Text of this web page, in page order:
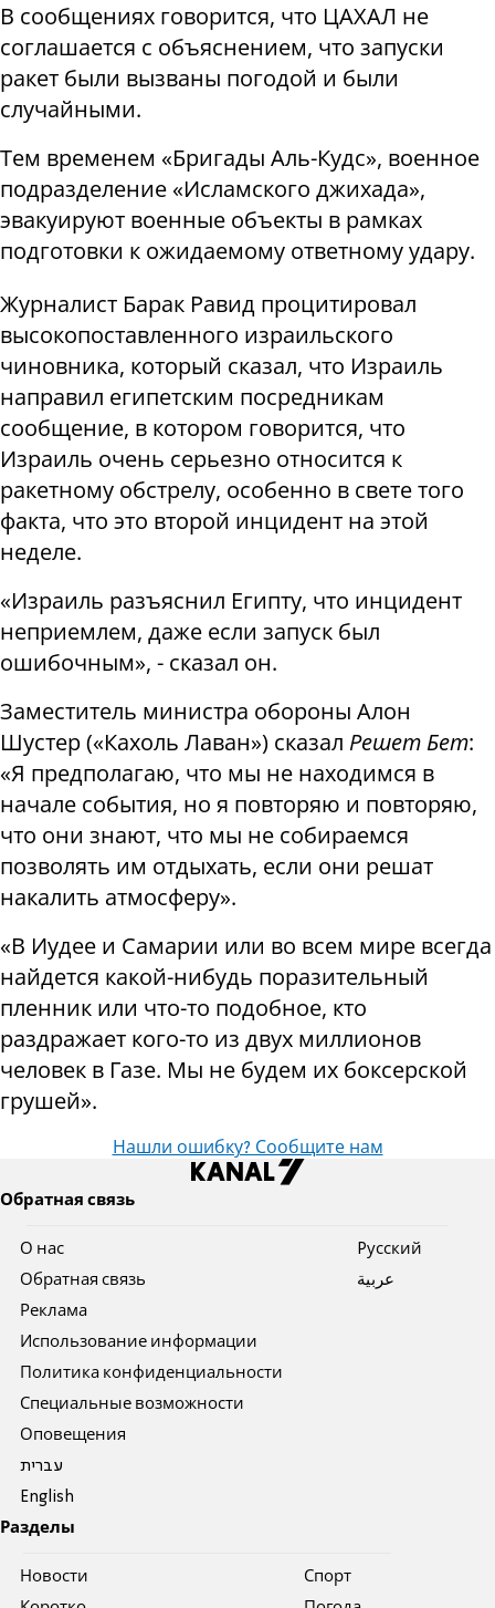
В сообщениях говорится, что ЦАХАЛ не
соглашается с объяснением, что запуски
ракет были вызваны погодой и были
случайными.
Тем временем «Бригады Аль-Кудс», военное
подразделение «Исламского джихада»,
эвакуируют военные объекты в рамках
подготовки к ожидаемому ответному удару.
Журналист Барак Равид процитировал
высокопоставленного израильского
чиновника, который сказал, что Израиль
направил египетским посредникам
сообщение, в котором говорится, что
Израиль очень серьезно относится к
ракетному обстрелу, особенно в свете того
факта, что это второй инцидент на этой
неделе.
«Израиль разъяснил Египту, что инцидент
неприемлем, даже если запуск был
ошибочным», - сказал он.
Заместитель министра обороны Алон
Шустер («Кахоль Лаван») сказал Решет Бет:
«Я предполагаю, что мы не находимся в
начале события, но я повторяю и повторяю,
что они знают, что мы не собираемся
позволять им отдыхать, если они решат
накалить атмосферу».
«В Иудее и Самарии или во всем мире всегда
найдется какой-нибудь поразительный
пленник или что-то подобное, кто
раздражает кого-то из двух миллионов
человек в Газе. Мы не будем их боксерской
грушей».
Нашли ошибку? Сообщите нам
Обратная связь
О нас
Обратная связь
Реклама
Использование информации
Политика конфиденциальности
Специальные возможности
Оповещения
עברית
English
Pусский
عربية
Разделы
Новости
Спорт